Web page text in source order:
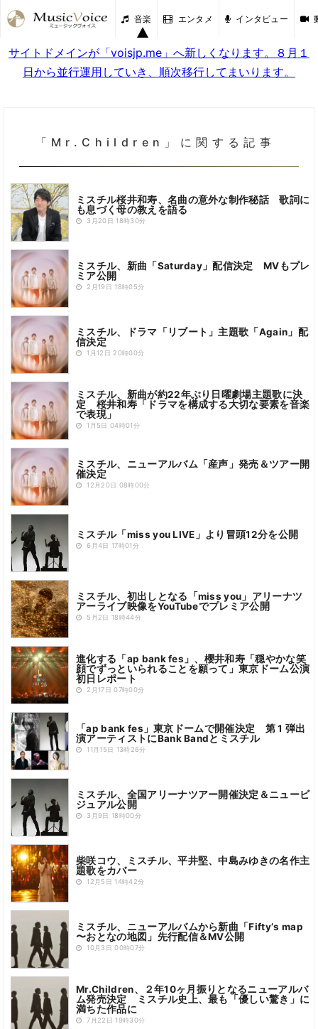
音楽 エンタメ インタビュー
サイトドメインが「voisjp.me」へ新しくなります。８月１
日から並行運用していき、順次移行してまいります。
「Mr.Children」に関する記事
ミスチル桜井和寿、名曲の意外な制作秘話 歌詞に
も息づく母の教えを語る
3月20日 18時30分
ミスチル、新曲「Saturday」配信決定 MVもプレ
ミア公開
2月19日 18時05分
ミスチル、ドラマ「リブート」主題歌「Again」配
信決定
1月12日 20時00分
ミスチル、新曲が約22年ぶり日曜劇場主題歌に決
定 桜井和寿「ドラマを構成する大切な要素を音楽
で表現」
1月5日 04時01分
ミスチル、ニューアルバム「産声」発売＆ツアー開
催決定
12月20日 08時00分
ミスチル「miss you LIVE」より冒頭12分を公開
6月4日 17時01分
ミスチル、初出しとなる「miss you」アリーナツ
アーライブ映像をYouTubeでプレミア公開
5月2日 18時44分
進化する「ap bank fes」、櫻井和寿「穏やかな笑
顔でずっといられることを願って」東京ドーム公演
初日レポート
2月17日 07時00分
「ap bank fes」東京ドームで開催決定 第 1 弾出
演アーティストにBank Bandとミスチル
11月15日 13時26分
ミスチル、全国アリーナツアー開催決定＆ニュービ
ジュアル公開
3月9日 18時00分
柴咲コウ、ミスチル、平井堅、中島みゆきの名作主
題歌をカバー
12月5日 14時42分
ミスチル、ニューアルバムから新曲「Fiftyʼs map
〜おとなの地図」先行配信＆MV公開
10月3日 00時07分
Mr.Children、２年10ヶ月振りとなるニューアルバ
ム発売決定 ミスチル史上、最も「優しい驚き」に
満ちた作品に
7月22日 19時30分